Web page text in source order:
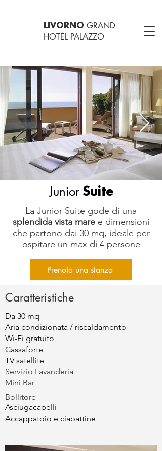
LIVORNO GRAND
HOTEL PALAZZO
Junior Suite
La Junior Suite gode di una
splendida vista mare e dimensioni
che partono dai 30 mq, ideale per
ospitare un max di 4 persone
Prenota una stanza
Caratteristiche
Da 30 mq
Aria condizionata / riscaldamento
Wi-Fi gratuito
Cassaforte
TV satellite
Servizio Lavanderia
Mini Bar
Bollitore
Asciugacapelli
Accappatoio e ciabattine